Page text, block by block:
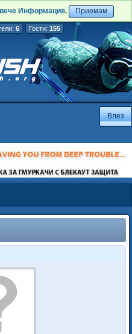
Информация. Приемам
6 Гости: 155